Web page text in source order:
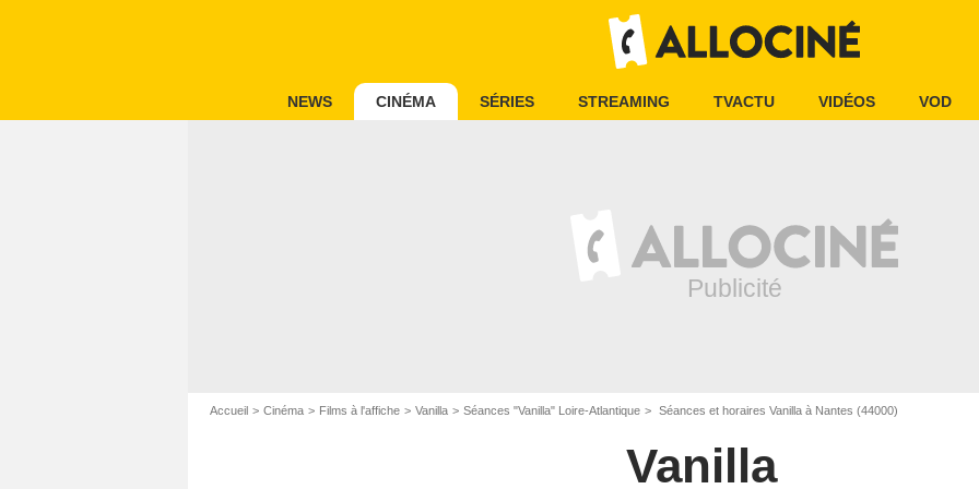
NEWS CINÉMA SÉRIES STREAMING TVACTU VIDÉOS VOD
Accueil Cinéma Films à l'affiche Vanilla Séances "Vanilla" Loire-Atlantique Séances et horaires Vanilla à Nantes (44000)
Vanilla